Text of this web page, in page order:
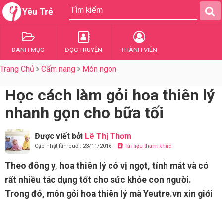
Yêu Trẻ
DANH MỤC ĐỌC TRUYỆN THÀNH VIÊN
Trang Chủ Cẩm nang Món ngon
Học cách làm gỏi hoa thiên lý
nhanh gọn cho bữa tối
Được viết bởi Lê Thị Thơm
Cập nhật lần cuối: 23/11/2016 Tài liệu tham khảo
Theo đông y, hoa thiên lý có vị ngọt, tính mát và có
rất nhiều tác dụng tốt cho sức khỏe con người.
Trong đó, món gỏi hoa thiên lý mà Yeutre.vn xin giới